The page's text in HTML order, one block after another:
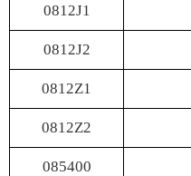
0812J1
0812J2
0812Z1
0812Z2
085400